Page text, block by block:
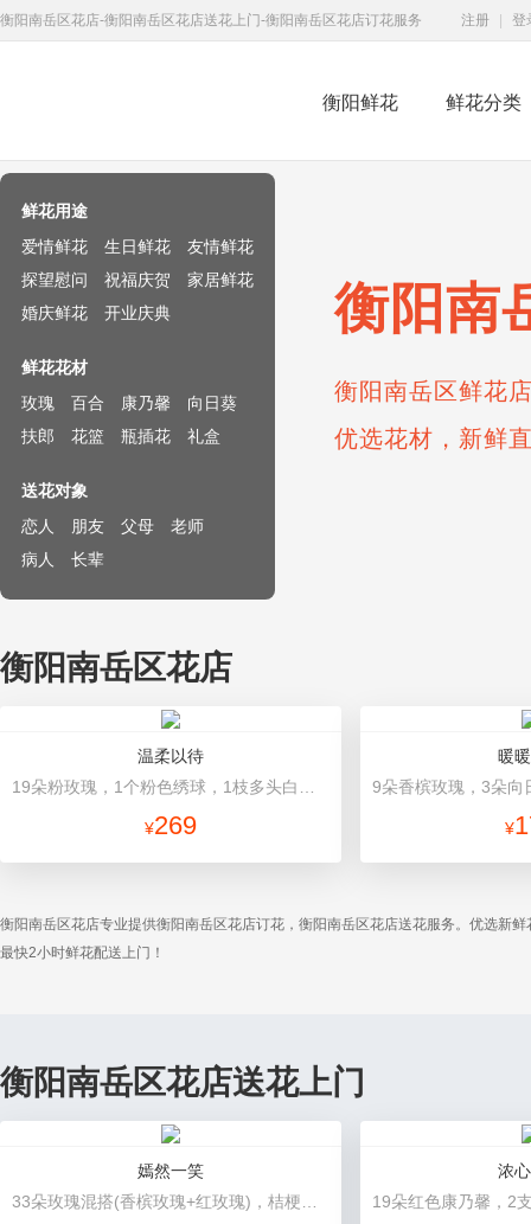
衡阳南岳区花店-衡阳南岳区花店送花上门-衡阳南岳区花店订花服务 注册 登
衡阳鲜花 鲜花分类
衡阳南
衡阳南岳区鲜花
优选花材，新鲜
鲜花用途
爱情鲜花
生日鲜花
友情鲜花
探望慰问
祝福庆贺
家居鲜花
婚庆鲜花
开业庆典
鲜花花材
玫瑰
百合 康乃馨
向日葵
扶郎
花篮 瓶插花 礼盒
送花对象
恋人
朋友 父母
老师
病人
长辈
衡阳南岳区花店
温柔以待
¥269
暖
¥
衡阳南岳区花店专业提供衡阳南岳区花店订花，衡阳南岳区花店送花服务。优选新
最快2小时鲜花配送上门！
衡阳南岳区花店送花上门
嫣然一笑
浓